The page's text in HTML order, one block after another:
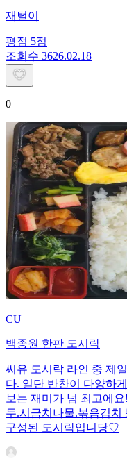
재털이
평점 5점
조회수 3626.02.18
0
CU
백종원 한판 도시락
씨유 도시락 라인 중 제
다. 일단 반찬이 다양하
보는 재미가 넘 최고에
두.시금치나물.볶음김치
구성된 도시락입니당♡